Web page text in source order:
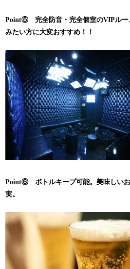
Point⑤ 完全防音・完全個室のVIPルー
みたい方に大変おすすめ！！
Point⑥ ボトルキープ可能。美味しい
実。